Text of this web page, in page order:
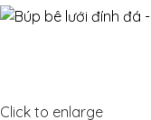
Click to enlarge